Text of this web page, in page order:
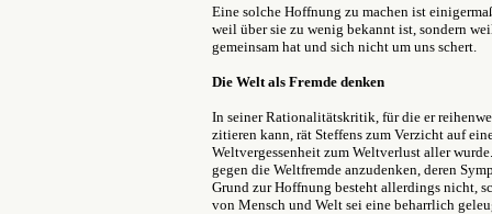
Eine solche Hoffnung zu machen ist
weil über sie zu wenig bekannt ist, sondern
gemeinsam hat und sich nicht um uns schert.
Die Welt als Fremde denken
In seiner Rationalitätskritik, für die er
zitieren kann, rät Steffens zum Verzicht auf
Weltvergessenheit zum Weltverlust aller
gegen die Weltfremde anzudenken, deren
Grund zur Hoffnung besteht allerdings nicht,
von Mensch und Welt sei eine beharrlich